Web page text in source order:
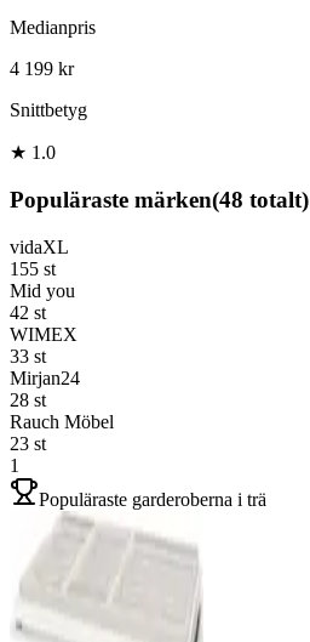
Medianpris
4 199 kr
Snittbetyg
★ 1.0
Populäraste märken(48 totalt)
vidaXL
155 st
Mid you
42 st
WIMEX
33 st
Mirjan24
28 st
Rauch Möbel
23 st
1
Populäraste garderoberna i trä